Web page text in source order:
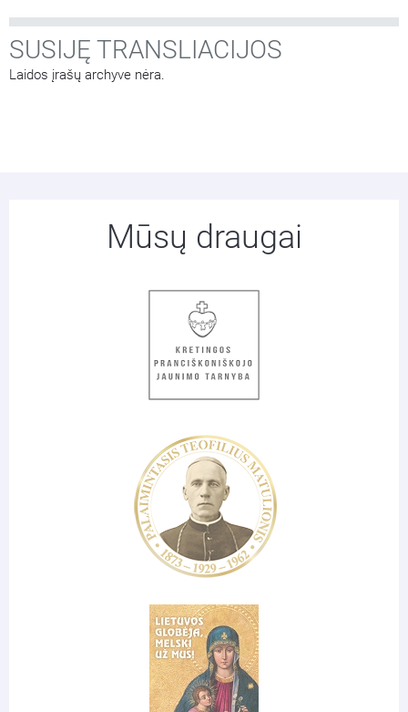
SUSIJĘ TRANSLIACIJOS
Laidos įrašų archyve nėra.
Mūsų draugai